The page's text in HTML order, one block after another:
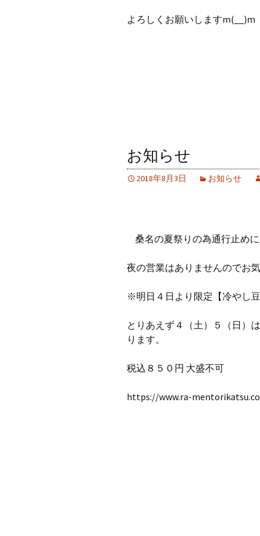
よろしくお願いしますm(__)m
お知らせ
2018年8月3日 お知らせ
桑名の夏祭りの為通行止め
夜の営業はありませんのでお
※明日４日より限定【冷やし
とりあえず４（土）５（日）
ります。
税込８５０円 大盛不可
https://www.ra-